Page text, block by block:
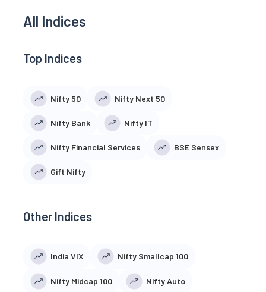
All Indices
Top Indices
Nifty 50 Nifty Next 50
Nifty Bank Nifty IT
Nifty Financial Services BSE Sensex
Gift Nifty
Other Indices
India VIX Nifty Smallcap 100
Nifty Midcap 100 Nifty Auto